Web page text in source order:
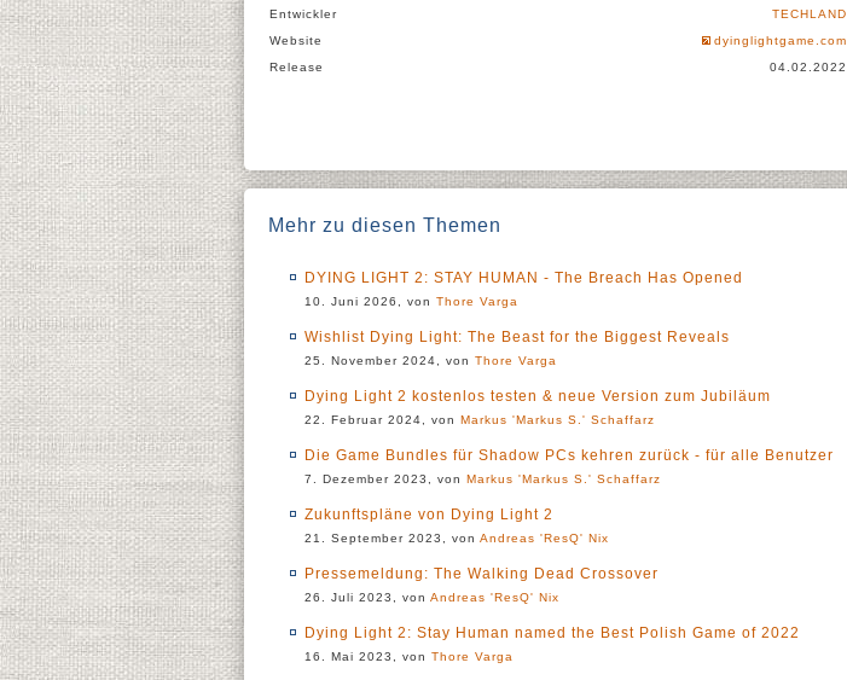
Entwickler
TECHLAND
Website
dyinglightgame.com
Release
04.02.2022
Mehr zu diesen Themen
DYING LIGHT 2: STAY HUMAN - The Breach Has Opened
10. Juni 2026, von Thore Varga
Wishlist Dying Light: The Beast for the Biggest Reveals
25. November 2024, von Thore Varga
Dying Light 2 kostenlos testen & neue Version zum Jubiläum
22. Februar 2024, von Markus 'Markus S.' Schaffarz
Die Game Bundles für Shadow PCs kehren zurück - für alle Benutzer
7. Dezember 2023, von Markus 'Markus S.' Schaffarz
Zukunftspläne von Dying Light 2
21. September 2023, von Andreas 'ResQ' Nix
Pressemeldung: The Walking Dead Crossover
26. Juli 2023, von Andreas 'ResQ' Nix
Dying Light 2: Stay Human named the Best Polish Game of 2022
16. Mai 2023, von Thore Varga